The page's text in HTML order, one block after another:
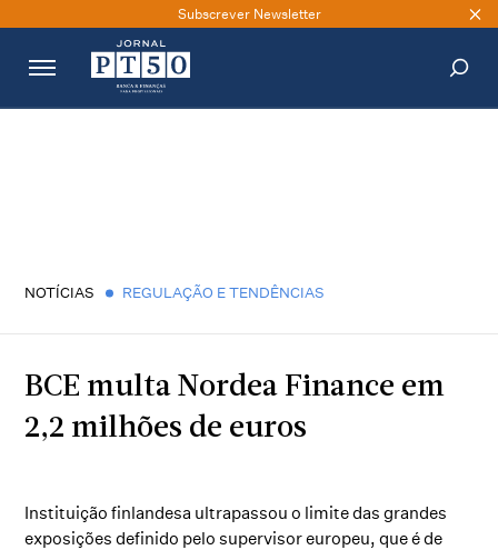
Subscrever Newsletter
NOTÍCIAS REGULAÇÃO E TENDÊNCIAS
BCE multa Nordea Finance em
2,2 milhões de euros
Instituição finlandesa ultrapassou o limite das grandes
exposições definido pelo supervisor europeu, que é de